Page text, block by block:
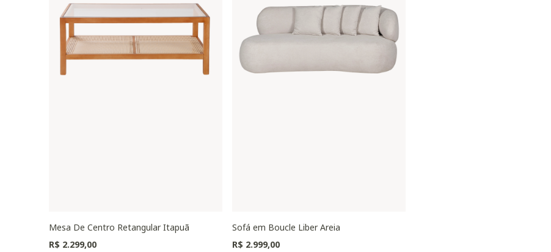
Mesa De Centro Retangular Itapuã
R$ 2.299,00
Sofá em Boucle Liber Areia
R$ 2.999,00